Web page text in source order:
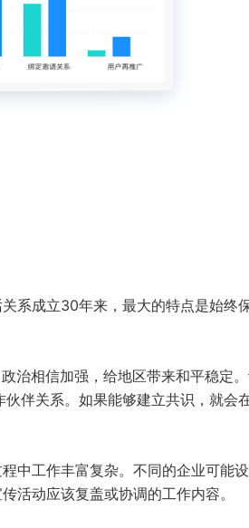
系成立30年来，最大的特点是始终
治相信加强，给地区带来和平稳定
伴关系。如果能够建立共识，就会
中工作丰富复杂。不同的企业可能
活动应该复盖或协调的工作内容。